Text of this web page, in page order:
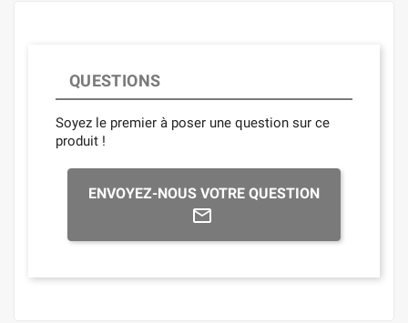
QUESTIONS
Soyez le premier à poser une question sur ce
produit !
ENVOYEZ-NOUS VOTRE QUESTION